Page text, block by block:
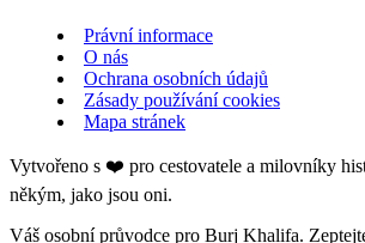
Právní informace
O nás
Ochrana osobních údajů
Zásady používání cookies
Mapa stránek
Vytvořeno s ❤️ pro cestovatele a milovníky
někým, jako jsou oni.
Váš osobní průvodce pro Burj Khalifa.